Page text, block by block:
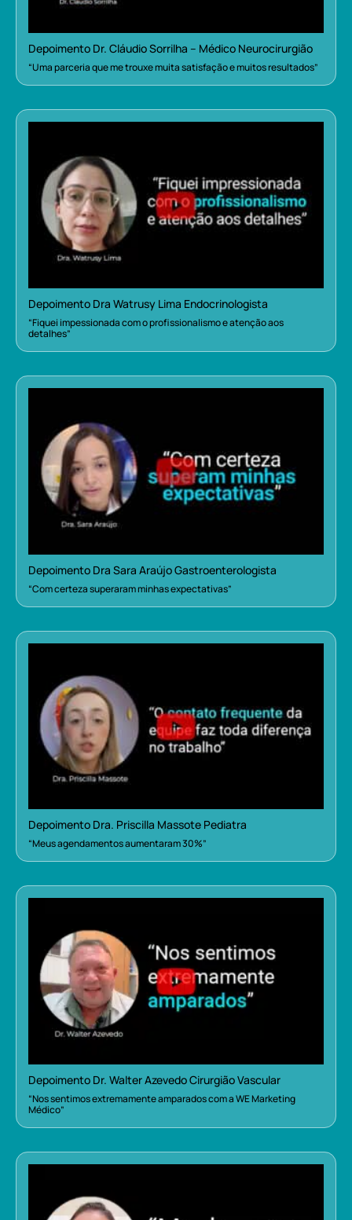
Depoimento Dr. Cláudio Sorrilha – Médico Neurocirurgião
“Uma parceria que me trouxe muita satisfação e muitos resultados”
Depoimento Dra Watrusy Lima Endocrinologista
“Fiquei impessionada com o profissionalismo e atenção aos
detalhes”
Depoimento Dra Sara Araújo Gastroenterologista
“Com certeza superaram minhas expectativas”
Depoimento Dra. Priscilla Massote Pediatra
“Meus agendamentos aumentaram 30%”
Depoimento Dr. Walter Azevedo Cirurgião Vascular
“Nos sentimos extremamente amparados com a WE Marketing
Médico”